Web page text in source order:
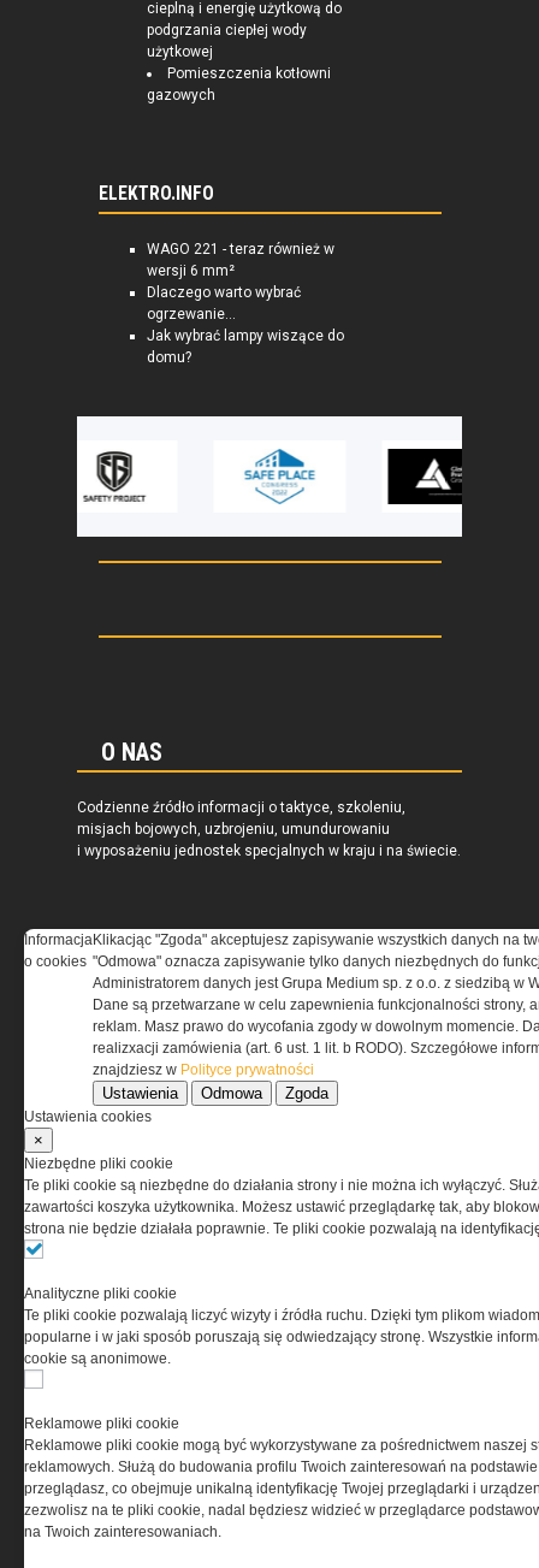
cieplną i energię użytkową do
podgrzania ciepłej wody
użytkowej
Pomieszczenia kotłowni
gazowych
ELEKTRO.INFO
WAGO 221 - teraz również w
wersji 6 mm²
Dlaczego warto wybrać
ogrzewanie...
Jak wybrać lampy wiszące do
domu?
O NAS
Codzienne źródło informacji o taktyce, szkoleniu,
misjach bojowych, uzbrojeniu, umundurowaniu
i wyposażeniu jednostek specjalnych w kraju i na świecie.
REGULAMIN
Regulamin określa zasady korzystania z portalu
www.special-ops.pl
Korzystanie z portalu jest równoznaczne
przez Grupa MEDIUM Spółka z ograniczoną
odpowiedzialnością Spółka komandytowa, nr KRS:
0000537655, NIP 1132860378, REGON 146393437
(zwana dalej Grupa MEDIUM) w postaci Regulaminu.
Ta witryna wykorzystuje pliki cookies do przechowywania
informacji na Twoim komputerze. Pliki cookies stosujemy
w celu świadczenia usług na najwyższym poziomie,
w tym w sposób dostosowany do indywidualnych potrzeb.
Informacja
o cookies
Klikacjąc "Zgoda" akceptujesz zapisywanie wszystkich danych na
"Odmowa" oznacza zapisywanie tylko danych niezbędnych do
Administratorem danych jest Grupa Medium sp. z o.o. z siedzibą w
Dane są przetwarzane w celu zapewnienia funkcjonalności strony,
reklam. Masz prawo do wycofania zgody w dowolnym momencie.
realizxacji zamówienia (art. 6 ust. 1 lit. b RODO). Szczegółowe
znajdziesz w Polityce prywatności
Ustawienia Odmowa Zgoda
Ustawienia cookies
×
Niezbędne pliki cookie
Te pliki cookie są niezbędne do działania strony i nie można ich wyłączyć.
zawartości koszyka użytkownika. Możesz ustawić przeglądarkę tak, aby
strona nie będzie działała poprawnie. Te pliki cookie pozwalają na
Analityczne pliki cookie
Te pliki cookie pozwalają liczyć wizyty i źródła ruchu. Dzięki tym plikom
popularne i w jaki sposób poruszają się odwiedzający stronę. Wszystkie
cookie są anonimowe.
Reklamowe pliki cookie
Reklamowe pliki cookie mogą być wykorzystywane za pośrednictwem naszej
reklamowych. Służą do budowania profilu Twoich zainteresowań na
przeglądasz, co obejmuje unikalną identyfikację Twojej przeglądarki i
zezwolisz na te pliki cookie, nadal będziesz widzieć w przeglądarce
na Twoich zainteresowaniach.